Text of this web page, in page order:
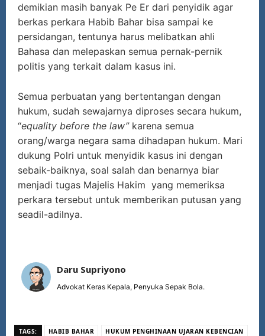
demikian masih banyak Pe Er dari penyidik agar
berkas perkara Habib Bahar bisa sampai ke
persidangan, tentunya harus melibatkan ahli
Bahasa dan melepaskan semua pernak-pernik
politis yang terkait dalam kasus ini.
Semua perbuatan yang bertentangan dengan
hukum, sudah sewajarnya diproses secara hukum,
“equality before the law”karena semua
orang/warga negara sama dihadapan hukum. Mari
dukung Polri untuk menyidik kasus ini dengan
sebaik-baiknya, soal salah dan benarnya biar
menjadi tugas Majelis Hakim yang memeriksa
perkara tersebut untuk memberikan putusan yang
seadil-adilnya.
Daru Supriyono
Advokat Keras Kepala, Penyuka Sepak Bola.
TAGS: HABIB BAHAR
HUKUM PENGHINAAN UJARAN KEBENCIAN